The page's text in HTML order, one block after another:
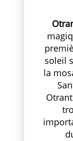
soleil
la